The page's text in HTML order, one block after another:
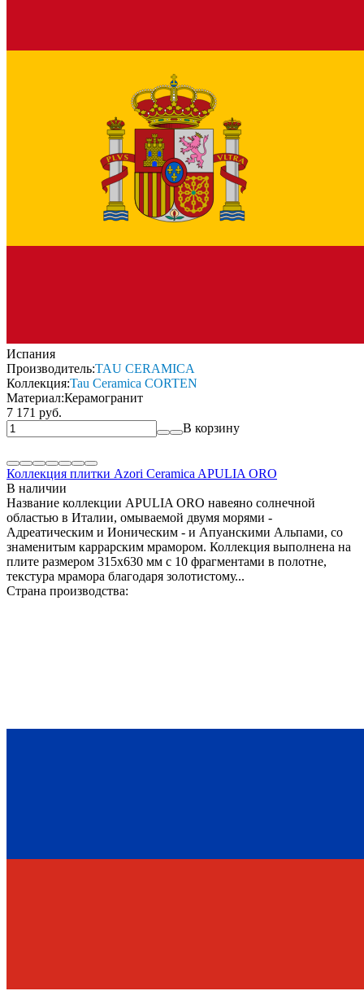
Испания
Производитель:TAU CERAMICA
Коллекция:Tau Ceramica CORTEN
Материал:Керамогранит
7 171 руб.
В корзину
Коллекция плитки Azori Ceramica APULIA ORO
В наличии
Название коллекции APULIA ORO навеяно солнечной
областью в Италии, омываемой двумя морями -
Адреатическим и Ионическим - и Апуанскими Альпами, со
знаменитым каррарским мрамором. Коллекция выполнена на
плите размером 315х630 мм с 10 фрагментами в полотне,
текстура мрамора благодаря золотистому...
Страна производства: